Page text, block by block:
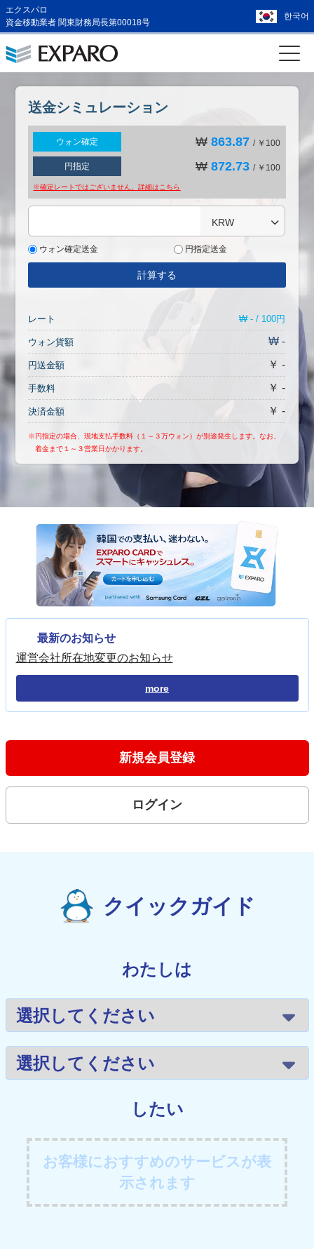
エクスパロ
資金移動業者 関東財務局長第00018号
한국어
送金シミュレーション
ウォン確定 ₩863.87 / ￥100
円指定 ₩872.73 / ￥100
※確定レートではございません。詳細は こちら
KRW
ウォン確定送金 円指定送金
計算する
レート ₩ - / 100円
ウォン貨額 ₩ -
円送金額 ￥ -
手数料 ￥ -
決済金額 ￥ -
※円指定の場合、現地支払手数料（１～３万ウォン）が別途発生します。なお、
着金まで１～３営業日かかります。
最新のお知らせ
運営会社所在地変更のお知らせ
more
新規会員登録
ログイン
クイックガイド
わたしは
したい
お客様におすすめのサービスが表
示されます